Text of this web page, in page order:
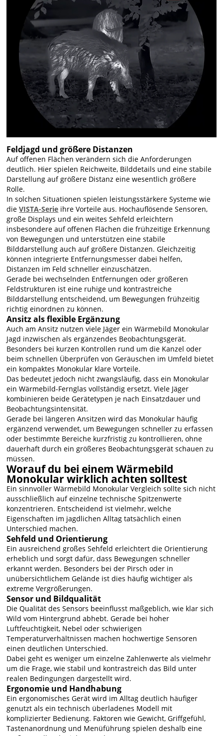
Feldjagd und größere Distanzen
Auf offenen Flächen verändern sich die Anforderungen
deutlich. Hier spielen Reichweite, Bilddetails und eine stabile
Darstellung auf größere Distanz eine wesentlich größere
Rolle.
In solchen Situationen spielen leistungsstärkere Systeme wie
dieVISTA-Serie ihre Vorteile aus. Hochauflösende Sensoren,
große Displays und ein weites Sehfeld erleichtern
insbesondere auf offenen Flächen die frühzeitige Erkennung
von Bewegungen und unterstützen eine stabile
Bilddarstellung auch auf größere Distanzen. Gleichzeitig
können integrierte Entfernungsmesser dabei helfen,
Distanzen im Feld schneller einzuschätzen.
Gerade bei wechselnden Entfernungen oder größeren
Feldstrukturen ist eine ruhige und kontrastreiche
Bilddarstellung entscheidend, um Bewegungen frühzeitig
richtig einordnen zu können.
Ansitz als flexible Ergänzung
Auch am Ansitz nutzen viele Jäger ein Wärmebild Monokular
Jagd inzwischen als ergänzendes Beobachtungsgerät.
Besonders bei kurzen Kontrollen rund um die Kanzel oder
beim schnellen Überprüfen von Geräuschen im Umfeld bietet
ein kompaktes Monokular klare Vorteile.
Das bedeutet jedoch nicht zwangsläufig, dass ein Monokular
ein Wärmebild-Fernglas vollständig ersetzt. Viele Jäger
kombinieren beide Gerätetypen je nach Einsatzdauer und
Beobachtungsintensität.
Gerade bei längeren Ansitzen wird das Monokular häufig
ergänzend verwendet, um Bewegungen schneller zu erfassen
oder bestimmte Bereiche kurzfristig zu kontrollieren, ohne
dauerhaft durch ein größeres Beobachtungsgerät schauen zu
müssen.
Worauf du bei einem Wärmebild
Monokular wirklich achten solltest
Ein sinnvoller Wärmebild Monokular Vergleich sollte sich nicht
ausschließlich auf einzelne technische Spitzenwerte
konzentrieren. Entscheidend ist vielmehr, welche
Eigenschaften im jagdlichen Alltag tatsächlich einen
Unterschied machen.
Sehfeld und Orientierung
Ein ausreichend großes Sehfeld erleichtert die Orientierung
erheblich und sorgt dafür, dass Bewegungen schneller
erkannt werden. Besonders bei der Pirsch oder in
unübersichtlichem Gelände ist dies häufig wichtiger als
extreme Vergrößerungen.
Sensor und Bildqualität
Die Qualität des Sensors beeinflusst maßgeblich, wie klar sich
Wild vom Hintergrund abhebt. Gerade bei hoher
Luftfeuchtigkeit, Nebel oder schwierigen
Temperaturverhältnissen machen hochwertige Sensoren
einen deutlichen Unterschied.
Dabei geht es weniger um einzelne Zahlenwerte als vielmehr
um die Frage, wie stabil und kontrastreich das Bild unter
realen Bedingungen dargestellt wird.
Ergonomie und Handhabung
Ein ergonomisches Gerät wird im Alltag deutlich häufiger
genutzt als ein technisch überladenes Modell mit
komplizierter Bedienung. Faktoren wie Gewicht, Griffgefühl,
Tastenanordnung und Menüführung spielen deshalb eine